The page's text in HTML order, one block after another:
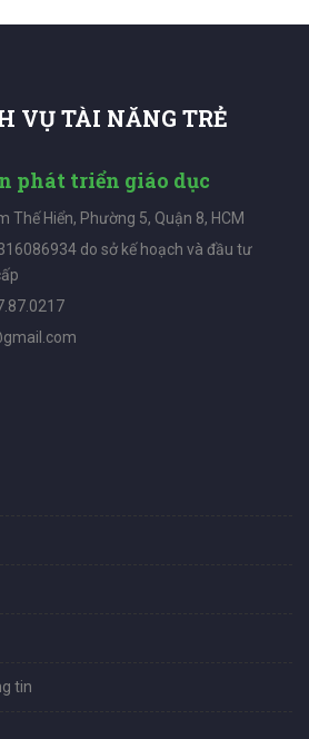
VỤ TÀI NĂNG TRẺ
phát triển giáo dục
Thế Hiển, Phường 5, Quận 8, HCM
do sở kế hoạch và đầu tư
tin